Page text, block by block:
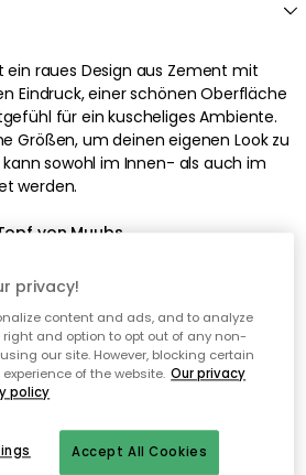
ein raues Design aus Zement mit
Eindruck, einerschönen Oberfläche
für ein kuscheliges Ambiente.
Größen, um deinen eigenen Look zu
kann sowohl im Innen- als auch im
werden.
von Muubs
die Terrasse
schönen
.
Größen erhältlich.
Umgebung standhalten
privacy!
content and ads, and to analyze
right and option to opt out of any non-
our site. However, blocking certain
of the website. Our privacy
policy
Accept All Cookies